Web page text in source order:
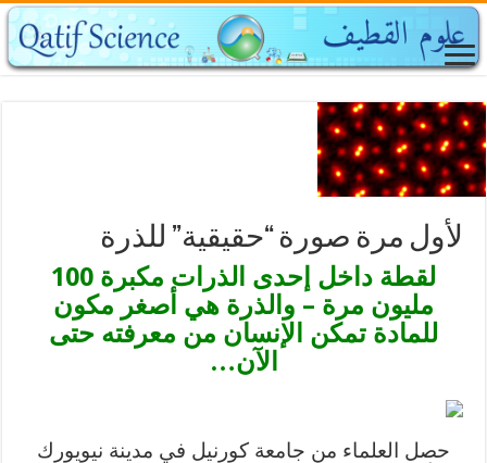
لأول مرة صورة “حقيقية” للذرة
لقطة داخل إحدى الذرات مكبرة 100
مليون مرة – والذرة هي أصغر مكون
للمادة تمكن الإنسان من معرفته حتى
الآن…
حصل العلماء من جامعة كورنيل في مدينة نيويورك